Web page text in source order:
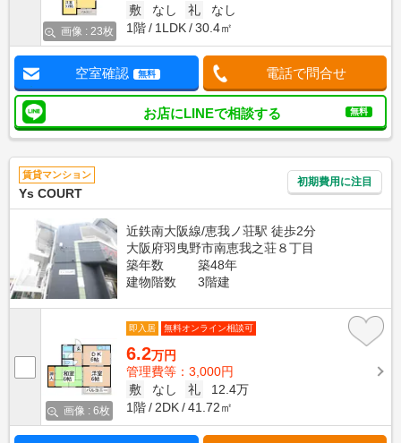
画像 : 23枚
敷
なし 礼
なし
1階
1LDK 30.4㎡
空室確認 無料 電話で問合せ
お店にLINEで相談する 無料
賃貸マンション
Ys COURT
初期費用に注目
近鉄南大阪線/恵我ノ荘駅 徒歩2分
大阪府羽曳野市南恵我之荘８丁目
築年数
築48年
建物階数
3階建
画像 : 6枚
即入居 無料オンライン相談可
6.2万円
管理費等：3,000円
敷
なし 礼
12.4万
1階
2DK 41.72㎡